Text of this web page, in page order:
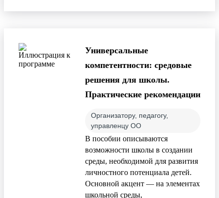
Универсальные
компетентности: средовые
решения для школы.
Практические рекомендации
Организатору, педагогу,
управленцу ОО
В пособии описываются
возможности школы в создании
среды, необходимой для развития
личностного потенциала детей.
Основной акцент — на элементах
школьной среды,